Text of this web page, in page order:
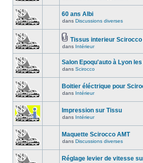
60 ans Albi
dans Discussions diverses
Tissus interieur
dans Intérieur
Salon Epoqu'auto à Lyon
dans Scirocco
Boitier éléctrique pour
dans Intérieur
Impression sur Tissu
dans Intérieur
Maquette Scirocco AMT
dans Discussions diverses
Réglage levier de vitesse